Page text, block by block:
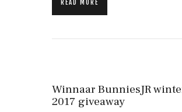
READ MORE
Winnaar BunniesJR
2017 giveaway